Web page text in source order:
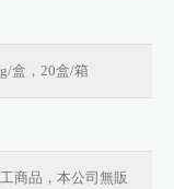
盒，20盒/箱
商品，本公司無販